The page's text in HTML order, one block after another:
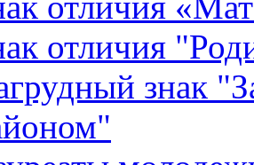
отличия
знак